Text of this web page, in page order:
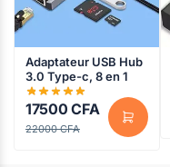
Adaptateur USB Hub
3.0 Type-c, 8 en 1
22000CFA
17500CFA